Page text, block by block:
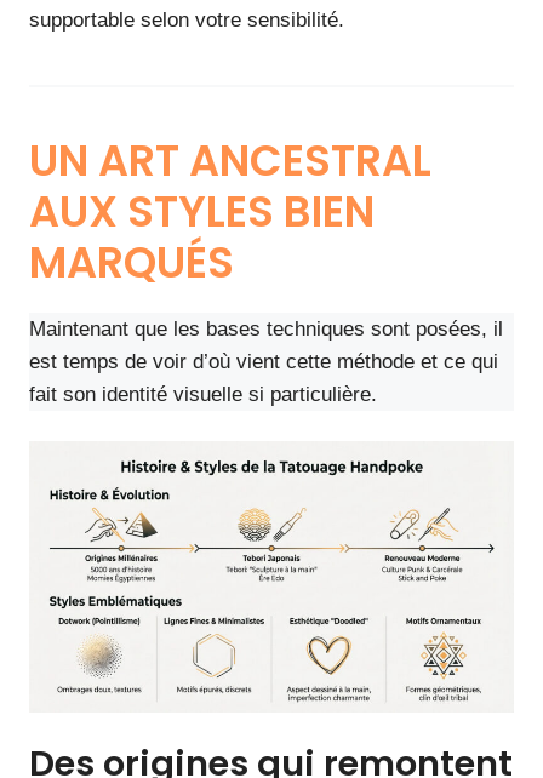
supportable selon votre sensibilité.
UN ART ANCESTRAL
AUX STYLES BIEN
MARQUÉS
Maintenant que les bases techniques sont posées, il
est temps de voir d’où vient cette méthode et ce qui
fait son identité visuelle si particulière.
Des origines qui remontent